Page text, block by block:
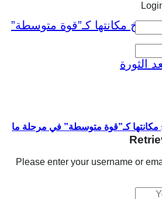
مكانتها كـ”قوة متوسطة” في مرحلة ما
Please enter your username or